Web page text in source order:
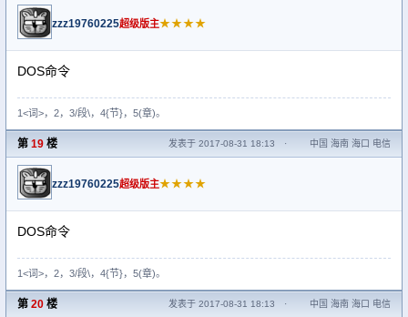
zzz19760225超级版主★★★★
DOS命令
1<词>，2，3/段\，4{节}，5(章)。
第 19 楼 发表于 2017-08-31 18:13 · 中国 海南 海口 电信
zzz19760225超级版主★★★★
DOS命令
1<词>，2，3/段\，4{节}，5(章)。
第 20 楼 发表于 2017-08-31 18:13 · 中国 海南 海口 电信